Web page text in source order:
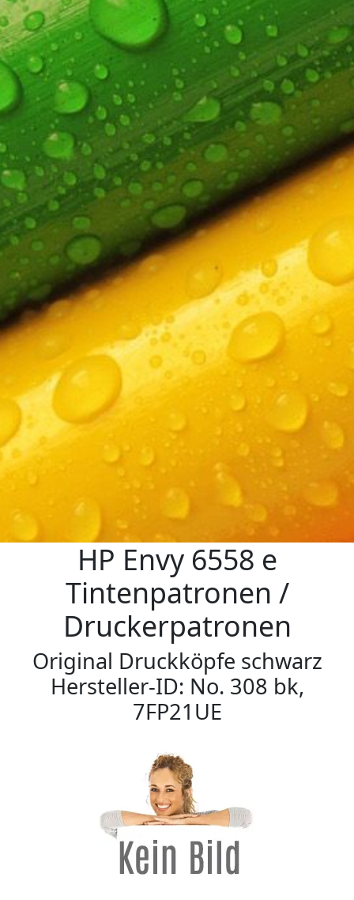
HP Envy 6558 e
Tintenpatronen /
Druckerpatronen
Original Druckköpfe schwarz
Hersteller-ID: No. 308 bk,
7FP21UE